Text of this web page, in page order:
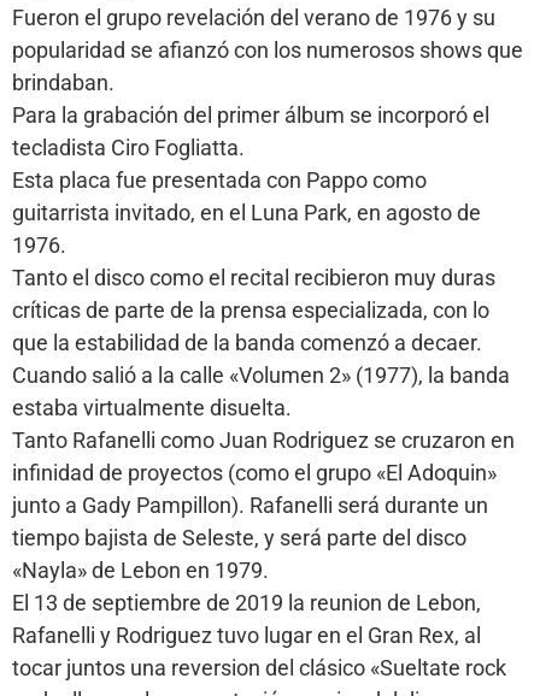
Fueron el grupo revelación del verano de 1976 y su
popularidad se afianzó con los numerosos shows que
brindaban.
Para la grabación del primer álbum se incorporó el
tecladista Ciro Fogliatta.
Esta placa fue presentada con Pappo como
guitarrista invitado, en el Luna Park, en agosto de
1976.
Tanto el disco como el recital recibieron muy duras
críticas de parte de la prensa especializada, con lo
que la estabilidad de la banda comenzó a decaer.
Cuando salió a la calle «Volumen 2» (1977), la banda
estaba virtualmente disuelta.
Tanto Rafanelli como Juan Rodriguez se cruzaron en
infinidad de proyectos (como el grupo «El Adoquin»
junto a Gady Pampillon). Rafanelli será durante un
tiempo bajista de Seleste, y será parte del disco
«Nayla» de Lebon en 1979.
El 13 de septiembre de 2019 la reunion de Lebon,
Rafanelli y Rodriguez tuvo lugar en el Gran Rex, al
tocar juntos una reversion del clásico «Sueltate rock